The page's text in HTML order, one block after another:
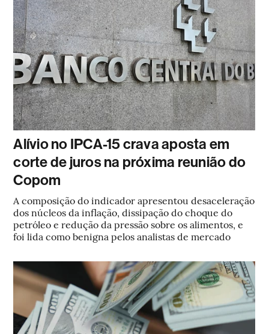
Alívio no IPCA-15 crava aposta em
corte de juros na próxima reunião do
Copom
A composição do indicador apresentou desaceleração
dos núcleos da inflação, dissipação do choque do
petróleo e redução da pressão sobre os alimentos, e
foi lida como benigna pelos analistas de mercado